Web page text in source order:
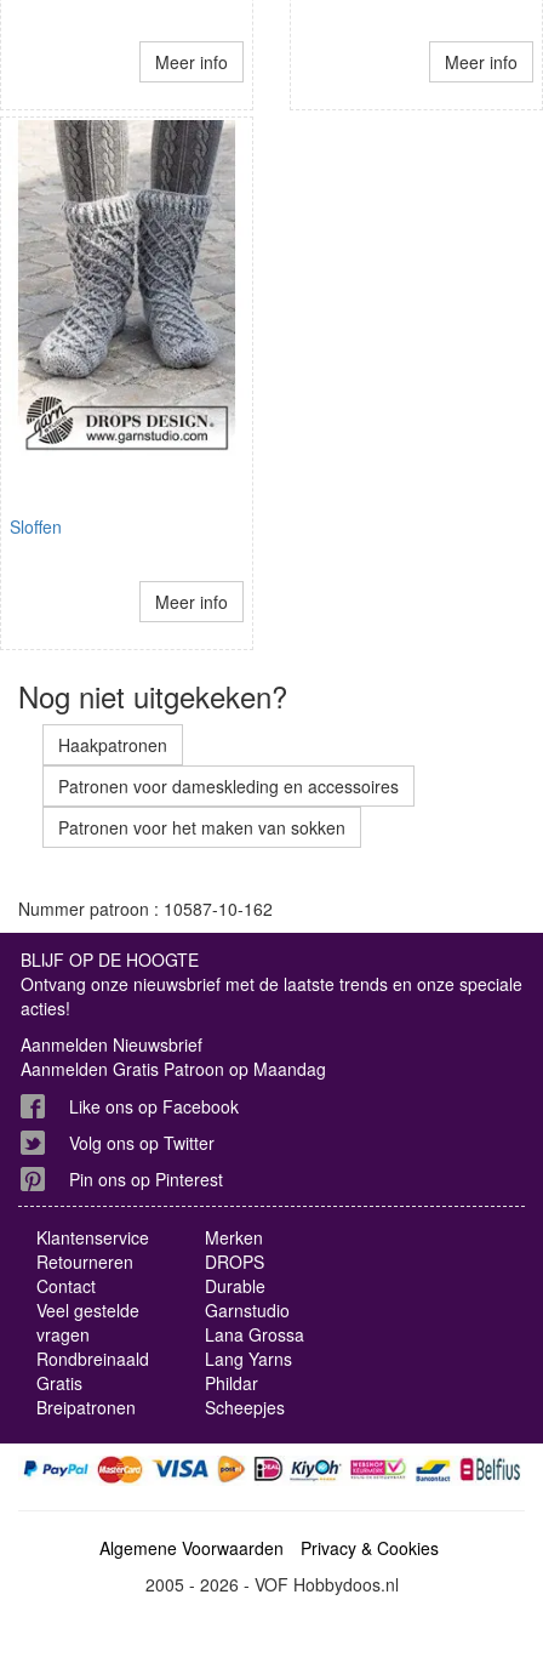
Meer info Meer info
Sloffen
Meer info
Nog niet uitgekeken?
Haakpatronen
Patronen voor dameskleding en accessoires
Patronen voor het maken van sokken
Nummer patroon : 10587-10-162
BLIJF OP DE HOOGTE
Ontvang onze nieuwsbrief met de laatste trends en onze speciale
acties!
Aanmelden Nieuwsbrief
Aanmelden Gratis Patroon op Maandag
Like ons op Facebook
Volg ons op Twitter
Pin ons op Pinterest
Klantenservice
Retourneren
Contact
Veel gestelde
vragen
Rondbreinaald
Gratis
Breipatronen
Merken
DROPS
Durable
Garnstudio
Lana Grossa
Lang Yarns
Phildar
Scheepjes
Algemene Voorwaarden
Privacy & Cookies
2005 - 2026 - VOF Hobbydoos.nl